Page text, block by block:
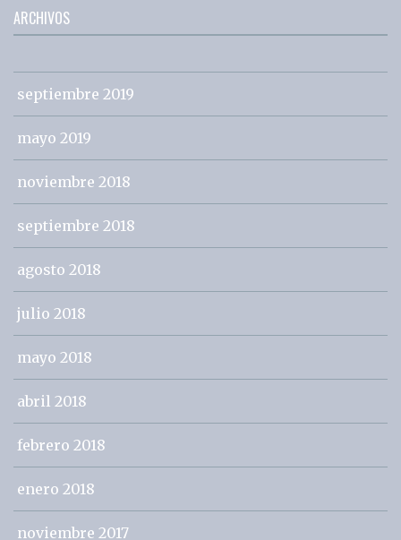
ARCHIVOS
septiembre 2019
mayo 2019
noviembre 2018
septiembre 2018
agosto 2018
julio 2018
mayo 2018
abril 2018
febrero 2018
enero 2018
noviembre 2017